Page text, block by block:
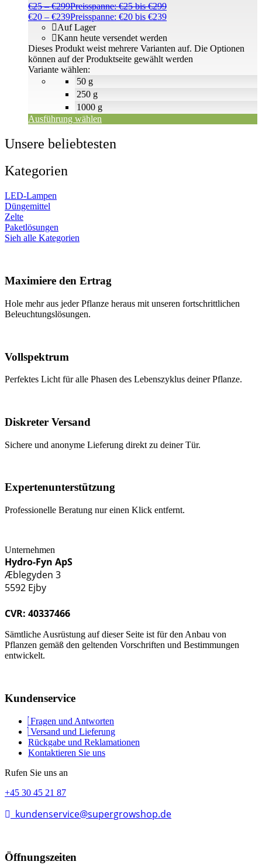
€25 –€299Preisspanne: €25 bis €299
€20 – €239Preisspanne: €20 bis €239
50 g
250 g
1000 g
Auf Lager
Kann heute versendet werden
Variante wählen:
Ausführung wählen
Dieses Produkt weist mehrere Varianten auf. Die Optionen
können auf der Produktseite gewählt werden
Unsere beliebtesten
Kategorien
LED-Lampen
Düngemittel
Zelte
Paketlösungen
Sieh alle Kategorien
Maximiere den Ertrag
Hole mehr aus jeder Pflanze heraus mit unseren fortschrittlichen
Beleuchtungslösungen.
Vollspektrum
Perfektes Licht für alle Phasen des Lebenszyklus deiner Pflanze.
Diskreter Versand
Sichere und anonyme Lieferung direkt zu deiner Tür.
Expertenunterstützung
Professionelle Beratung nur einen Klick entfernt.
Unternehmen
Hydro-Fyn ApS
Æblegyden 3
5592 Ejby
CVR: 40337466
Sämtliche Ausrüstung auf dieser Seite ist für den Anbau von
Pflanzen gemäß den geltenden Vorschriften und Bestimmungen
entwickelt.
Kundenservice
Fragen und Antworten
Versand und Lieferung
Rückgabe und Reklamationen
Kontaktieren Sie uns
Rufen Sie uns an
+45 30 45 21 87
kundenservice@supergrowshop.de
Öffnungszeiten